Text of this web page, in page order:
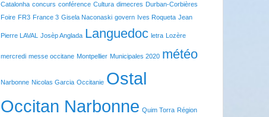
Catalonha concurs conférence Cultura dimecres Durban-Corbières
Foire FR3 France 3 Gisela Naconaski govern Ives Roqueta Jean
Pierre LAVAL Josèp Anglada Languedoc letra Lozère
mercredi messe occitane Montpellier Municipales 2020 météo
Narbonne Nicolas Garcia Occitanie Ostal
Occitan Narbonne Quim Torra Région